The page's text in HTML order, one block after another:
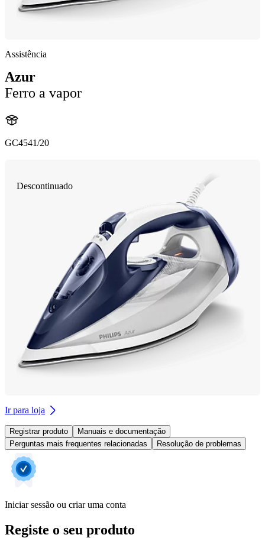
Assistência
Azur
Ferro a vapor
GC4541/20
Descontinuado
Ir para loja
Registrar produto
Manuais e documentação
Perguntas mais frequentes relacionadas
Resolução de problemas
Iniciar sessão ou criar uma conta
Registe o seu produto